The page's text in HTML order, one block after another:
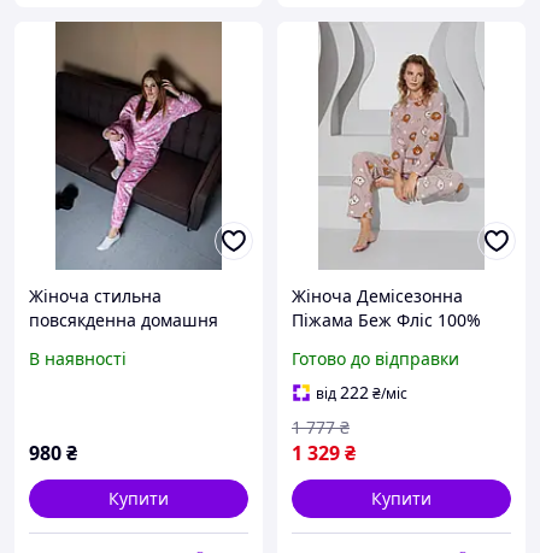
Жіноча стильна
повсякденна домашня
плюшевий фліс
В наявності
980₴
Купити
Жіноча Демісезонна
Піжама Беж Фліс 100%
DBUY
Готово до відправки
від222₴/міс
1 329₴
1 777 ₴
Купити